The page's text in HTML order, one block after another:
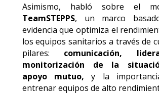
Asimismo, habló sobre el
TeamSTEPPS, un marco
evidencia que optimiza el
los equipos sanitarios a través de
pilares: comunicación,
monitorización de la
apoyo mutuo, y la
entrenar equipos de alto